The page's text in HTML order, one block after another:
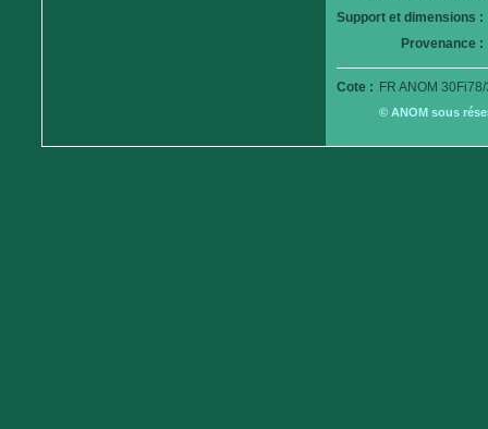
Support et dimensions :
Provenance :
Cote : FR ANOM
© ANOM sous